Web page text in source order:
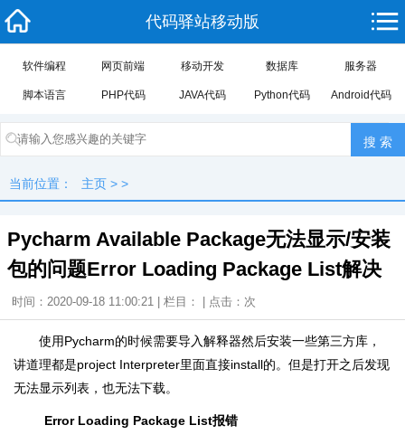
代码驿站移动版
软件编程 网页前端 移动开发 数据库 服务器
脚本语言 PHP代码 JAVA代码 Python代码 Android代码
当前位置： 主页 > >
Pycharm Available Package无法显示/安装
包的问题Error Loading Package List解决
时间：2020-09-18 11:00:21 | 栏目： | 点击： 次
使用Pycharm的时候需要导入解释器然后安装一些第三方库，
讲道理都是project Interpreter里面直接install的。但是打开之后发现
无法显示列表，也无法下载。
Error Loading Package List报错